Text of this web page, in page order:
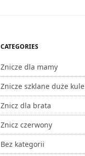
CATEGORIES
Znicze dla mamy
Znicze szklane duże kule
Znicz dla brata
Znicz czerwony
Bez kategorii